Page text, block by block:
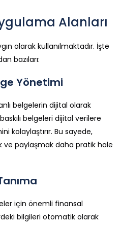
Alanları
olarak kullanılmaktadır. İşte
bazıları:
Yönetimi
belgelerin dijital olarak
belgeleri dijital verilere
kolaylaştırır. Bu sayede,
ve paylaşmak daha pratik hale
için önemli finansal
bilgileri otomatik olarak